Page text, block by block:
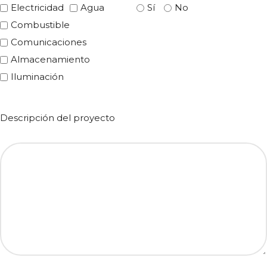
Electricidad
Agua
Combustible
Comunicaciones
Almacenamiento
Iluminación
Sí No
Descripción del proyecto